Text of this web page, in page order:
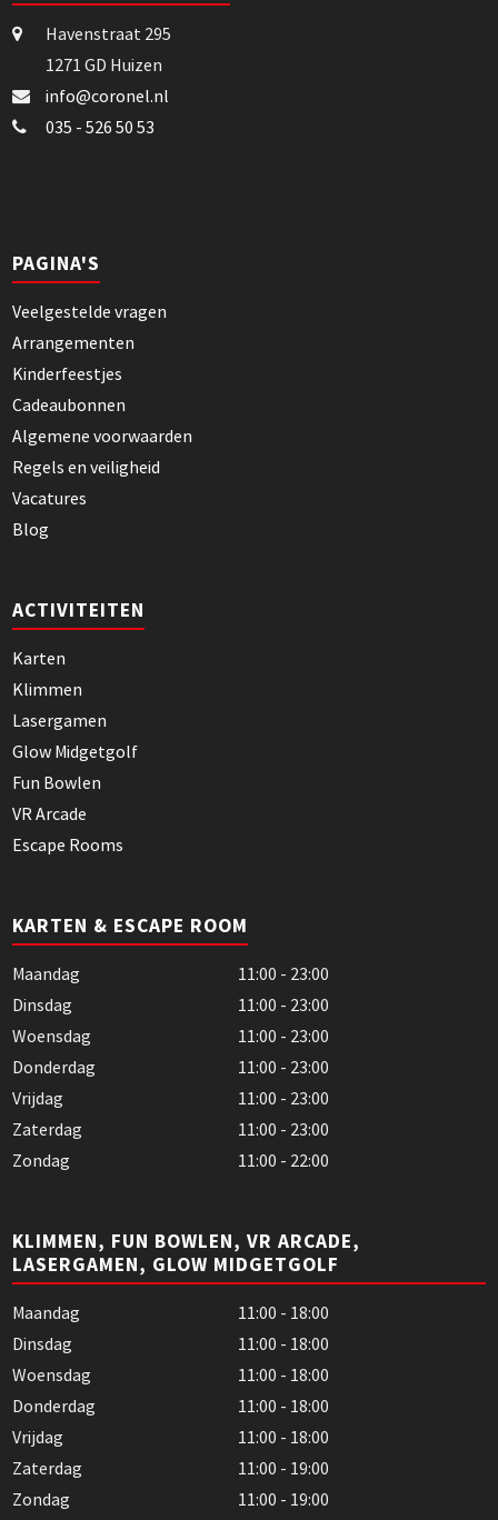
Havenstraat 295
1271 GD Huizen
info@coronel.nl
035 - 526 50 53
PAGINA'S
Veelgestelde vragen
Arrangementen
Kinderfeestjes
Cadeaubonnen
Algemene voorwaarden
Regels en veiligheid
Vacatures
Blog
ACTIVITEITEN
Karten
Klimmen
Lasergamen
Glow Midgetgolf
Fun Bowlen
VR Arcade
Escape Rooms
KARTEN & ESCAPE ROOM
Maandag
11:00 - 23:00
Dinsdag
11:00 - 23:00
Woensdag
11:00 - 23:00
Donderdag
11:00 - 23:00
Vrijdag
11:00 - 23:00
Zaterdag
11:00 - 23:00
Zondag
11:00 - 22:00
KLIMMEN, FUN BOWLEN, VR ARCADE,
LASERGAMEN, GLOW MIDGETGOLF
Maandag
11:00 - 18:00
Dinsdag
11:00 - 18:00
Woensdag
11:00 - 18:00
Donderdag
11:00 - 18:00
Vrijdag
11:00 - 18:00
Zaterdag
11:00 - 19:00
Zondag
11:00 - 19:00